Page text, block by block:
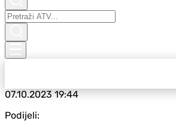
07.10.202319:44
Podijeli: